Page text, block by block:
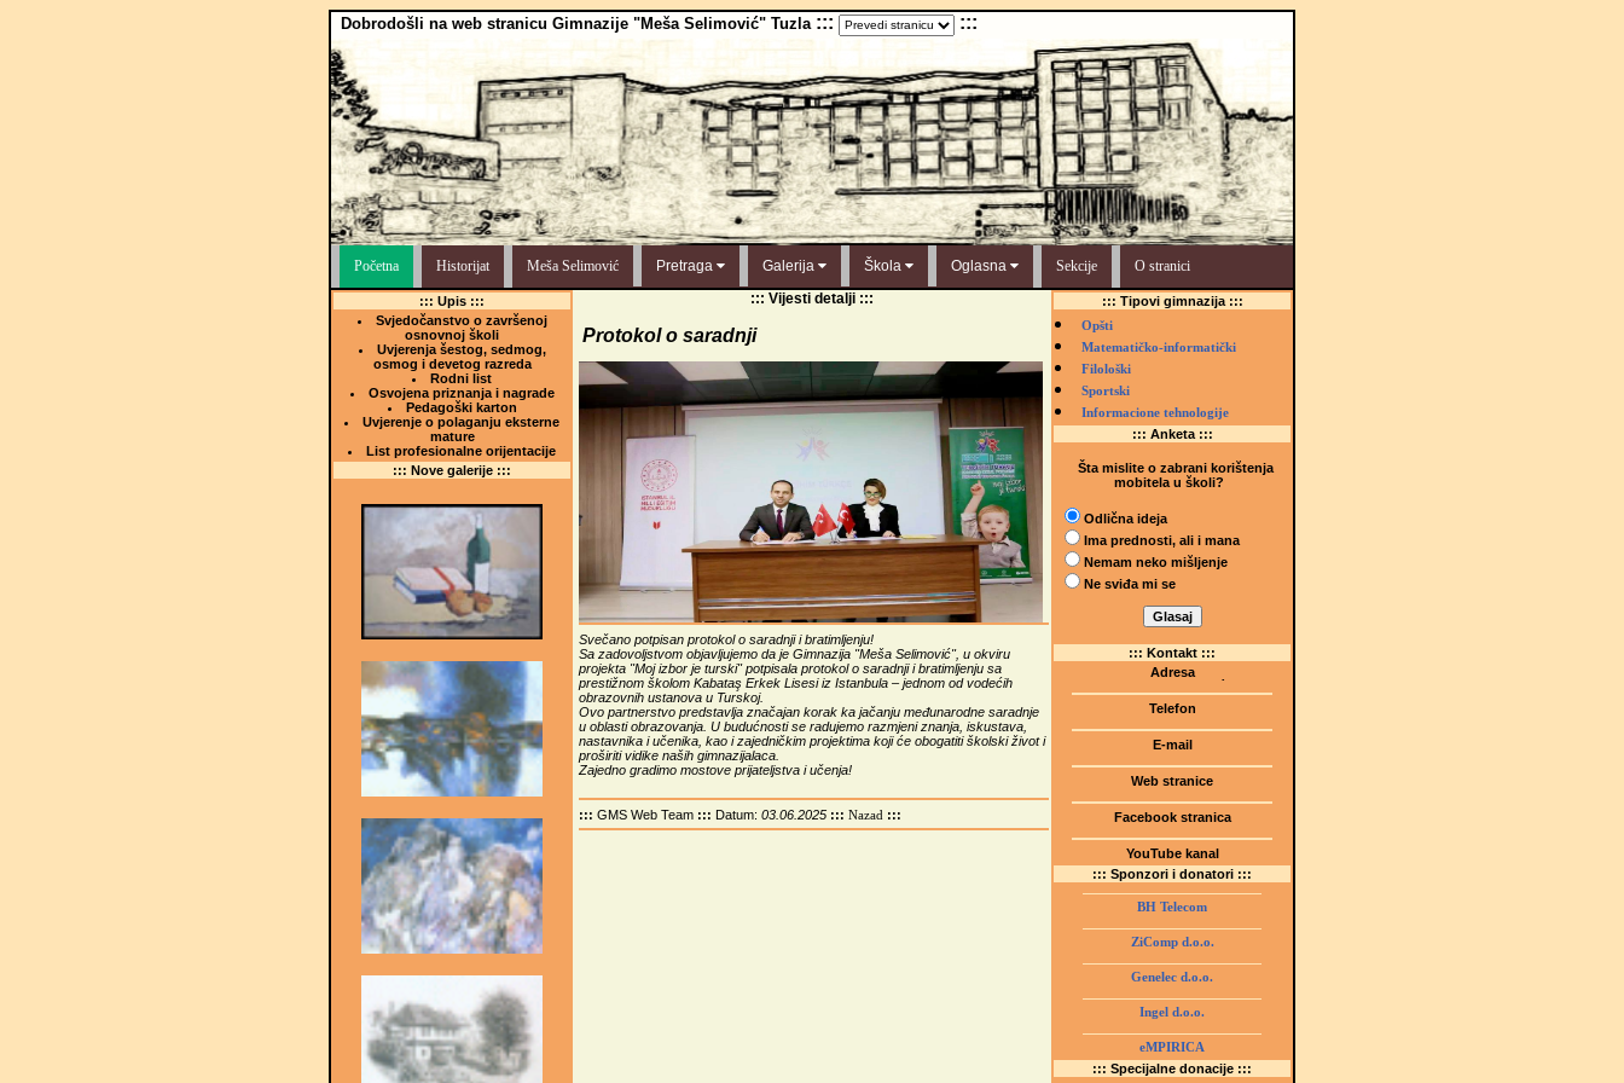
Dobrodošli na web stranicu Gimnazije "Meša Selimović" Tuzla ::: :::
Početna Historijat Meša Selimović Pretraga Galerija Škola Oglasna Sekcije O stranici
::: Upis :::
Svjedočanstvo o završenoj
osnovnoj školi
Uvjerenja šestog, sedmog,
osmog i devetog razreda
Rodni list
Osvojena priznanja i nagrade
Pedagoški karton
Uvjerenje o polaganju eksterne
mature
List profesionalne orijentacije
::: Nove galerije :::
::: Vijesti detalji :::
Protokol o saradnji
Svečano potpisan protokol o saradnji i bratimljenju!
Sa zadovoljstvom objavljujemo da je Gimnazija "Meša Selimović", u okviru
projekta "Moj izbor je turski" potpisala protokol o saradnji i bratimljenju sa
prestižnom školom Kabataş Erkek Lisesi iz Istanbula – jednom od vodećih
obrazovnih ustanova u Turskoj.
Ovo partnerstvo predstavlja značajan korak ka jačanju međunarodne saradnje
u oblasti obrazovanja. U budućnosti se radujemo razmjeni znanja, iskustava,
nastavnika i učenika, kao i zajedničkim projektima koji će obogatiti školski život i
proširiti vidike naših gimnazijalaca.
Zajedno gradimo mostove prijateljstva i učenja!
::: GMS Web Team::: Datum: 03.06.2025::: Nazad :::
::: Tipovi gimnazija :::
Opšti
Matematičko-informatički
Filološki
Sportski
Informacione tehnologije
::: Anketa :::
Šta mislite o zabrani korištenja
mobitela u školi?
Odlična ideja
Ima prednosti, ali i mana
Nemam neko mišljenje
Ne sviđa mi se
::: Kontakt :::
Adresa
(Šetalište I.G. Kovačića 1)
75000 Tuzla, BiH
Telefon
E-mail
Web stranice
www.gmstziam.com.ba
Facebook stranica
YouTube kanal
GMS Tuzla
::: Sponzori i donatori :::
BH Telecom
ZiComp d.o.o.
Genelec d.o.o.
Ingel d.o.o.
eMPIRICA
::: Specijalne donacije :::